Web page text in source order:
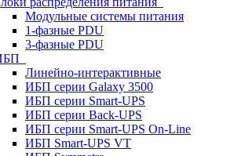
Модульные системы питания
1-фазные PDU
3-фазные PDU
Линейно-интерактивные
ИБП серии Galaxy 3500
ИБП серии Smart-UPS
ИБП серии Back-UPS
ИБП серии Smart-UPS On-Line
ИБП Smart-UPS VT